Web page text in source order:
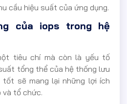
cầu hiệu suất của ứng dụng.
của iops trong hệ
tiêu chí mà còn là yếu tố
tổng thể của hệ thống lưu
tốt sẽ mang lại những lợi ích
và tổ chức.